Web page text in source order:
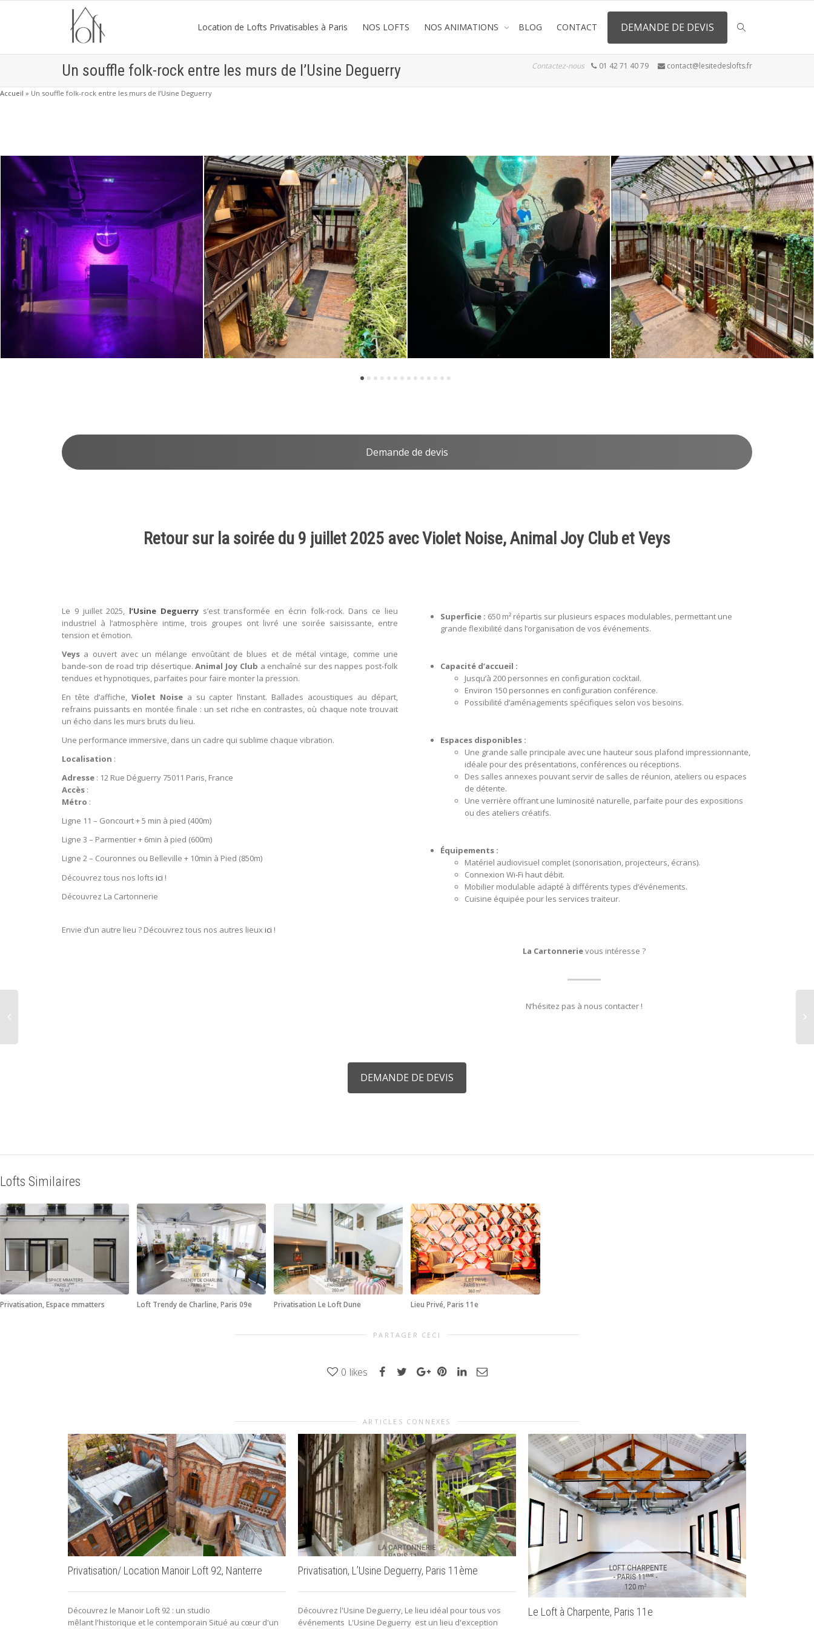
Location de Lofts Privatisables à Paris NOS LOFTS NOS ANIMATIONS BLOG CONTACT DEMANDE DE DEVIS
Un souffle folk-rock entre les murs de l’Usine Deguerry Contactez-nous 01 42 71 40 79 contact@lesitedeslofts.fr
Accueil » Un souffle folk-rock entre les murs de l’Usine Deguerry
Demande de devis
Retour sur la soirée du 9 juillet 2025 avec Violet Noise, Animal Joy Club et Veys
Le 9 juillet 2025, l’Usine Deguerrys’est transformée en écrin folk-rock. Dans ce lieu
industriel à l’atmosphère intime, trois groupes ont livré une soirée saisissante, entre
tension et émotion.
Veys a ouvert avec un mélange envoûtant de blues et de métal vintage, comme une
bande-son de road trip désertique.Animal Joy Club a enchaîné sur des nappes post-folk
tendues et hypnotiques, parfaites pour faire monter la pression.
En tête d’affiche, Violet Noisea su capter l’instant. Ballades acoustiques au départ,
refrains puissants en montée finale : un set riche en contrastes, où chaque note trouvait
un écho dans les murs bruts du lieu.
Une performance immersive, dans un cadre qui sublime chaque vibration.
Localisation :
Adresse : 12 Rue Déguerry 75011 Paris, France
Accès :
Métro :
Ligne 11 – Goncourt + 5 min à pied (400m)
Ligne 3 – Parmentier + 6min à pied (600m)
Ligne 2 – Couronnes ou Belleville + 10min à Pied (850m)
Découvrez tous nos lofts ici !
Découvrez La Cartonnerie
Envie d’un autre lieu ? Découvrez tous nos autres lieux ici !
Superficie : 650 m² répartis sur plusieurs espaces modulables, permettant une
grande flexibilité dans l’organisation de vos événements.
Capacité d’accueil :
Jusqu’à 200 personnes en configuration cocktail.
Environ 150 personnes en configuration conférence.
Possibilité d’aménagements spécifiques selon vos besoins.
Espaces disponibles :
Une grande salle principale avec une hauteur sous plafond impressionnante,
idéale pour des présentations, conférences ou réceptions.
Des salles annexes pouvant servir de salles de réunion, ateliers ou espaces
de détente.
Une verrière offrant une luminosité naturelle, parfaite pour des expositions
ou des ateliers créatifs.
Équipements :
Matériel audiovisuel complet (sonorisation, projecteurs, écrans).
Connexion Wi-Fi haut débit.
Mobilier modulable adapté à différents types d’événements.
Cuisine équipée pour les services traiteur.
La Cartonnerievous intéresse ?
N’hésitez pas à nous contacter !
DEMANDE DE DEVIS
Lofts Similaires
Privatisation, Espace mmatters Loft Trendy de Charline, Paris 09e Privatisation Le Loft Dune Lieu Privé, Paris 11e
PARTAGER CECI
0 likes
ARTICLES CONNEXES
Privatisation/ Location Manoir Loft 92, Nanterre
Découvrez le Manoir Loft 92 : un studio
mêlant l'historique et le contemporain Situé au cœur d'un
Privatisation, L’Usine Deguerry, Paris 11ème
Découvrez l'Usine Deguerry, Le lieu idéal pour tous vos
événements L'Usine Deguerry est un lieu d'exception
Le Loft à Charpente, Paris 11e